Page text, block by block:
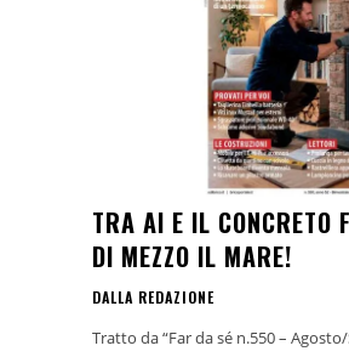
TRA AI E IL CONCRETO
DI MEZZO IL MARE!
DALLA REDAZIONE
Tratto da “Far da sé n.550 – Agosto/